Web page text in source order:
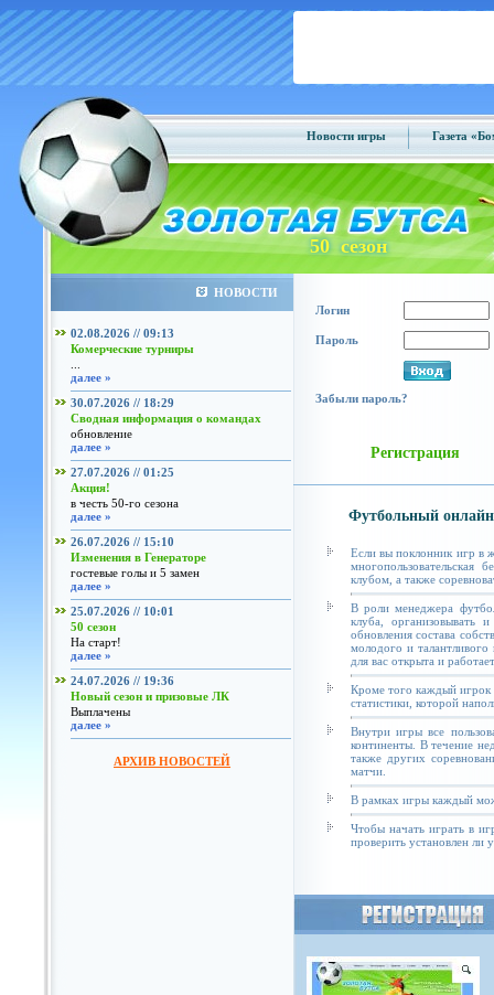
Новости игры Газета
50 сезон
НОВОСТИ
02.08.2026 // 09:13
Комерческие турниры
далее »
30.07.2026 // 18:29
Сводная информация о командах
обновление
далее »
27.07.2026 // 01:25
Акция!
в честь 50-го сезона
далее »
26.07.2026 // 15:10
Изменения в Генераторе
гостевые голы и 5 замен
далее »
25.07.2026 // 10:01
50 сезон
На старт!
далее »
24.07.2026 // 19:36
Новый сезон и призовые ЛК
Выплачены
далее »
АРХИВ НОВОСТЕЙ
Логин
Пароль
Забыли пароль?
Регистрация
Футбольный
Если вы поклонник игр в
клубом, а также
В роли менеджера
клуба, организовывать
обновления состава
молодого и талантливого
для вас открыта и
Кроме того каждый игрок
статистики, которой
Внутри игры все
континенты. В течение
также других
матчи.
В рамках игры каждый
Чтобы начать играть в
проверить установлен ли